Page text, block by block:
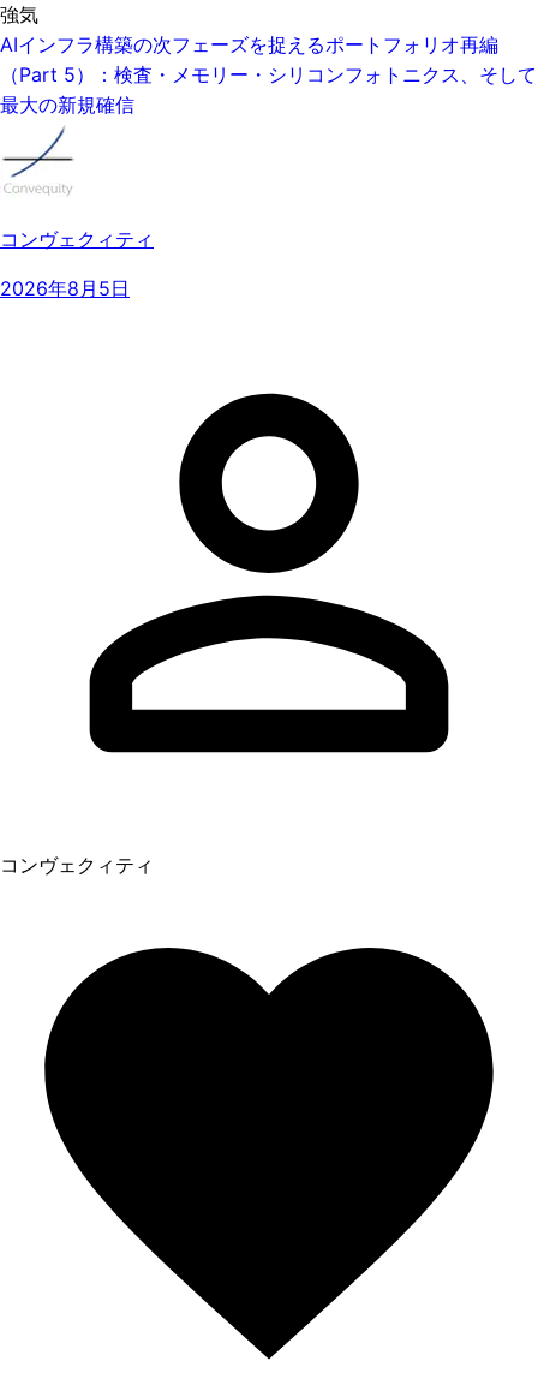
強気
AIインフラ構築の次フェーズを捉えるポートフォリオ再編
（Part 5）：検査・メモリー・シリコンフォトニクス、そして
最大の新規確信
コンヴェクィティ
2026年8月5日
コンヴェクィティ